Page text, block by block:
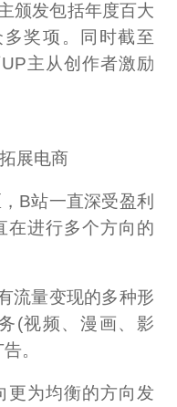
颁发包括年度百大
奖项。同时截至
主从创作者激励
展电商
B站一直深受盈利
在进行多个方向的
流量变现的多种形
(视频、漫画、影
。
更为均衡的方向发